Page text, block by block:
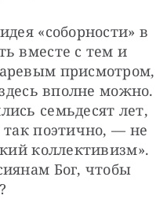
«соборности» в
вместе с тем и
присмотром,
вполне можно.
семьдесят лет,
так поэтично, — не
коллективизм».
Бог, чтобы